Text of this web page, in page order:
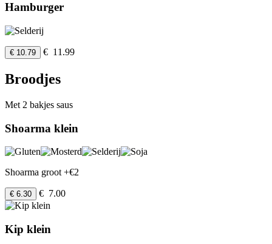
Hamburger
€ 10.79 € 11.99
Broodjes
Met 2 bakjes saus
Shoarma klein
Shoarma groot +€2
€ 6.30 € 7.00
Kip klein